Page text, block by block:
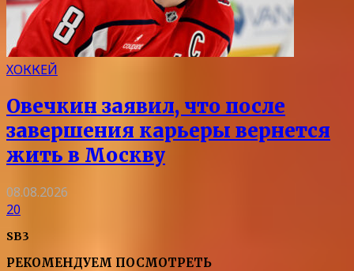
ХОККЕЙ
Овечкин заявил, что после
завершения карьеры вернется
жить в Москву
08.08.2026
20
SB3
РЕКОМЕНДУЕМ ПОСМОТРЕТЬ